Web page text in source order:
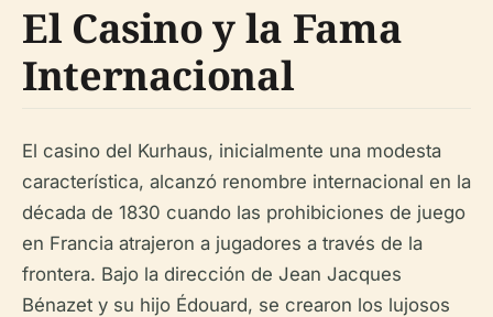
El Casino y la Fama
Internacional
El casino del Kurhaus, inicialmente una modesta
característica, alcanzó renombre internacional en la
década de 1830 cuando las prohibiciones de juego
en Francia atrajeron a jugadores a través de la
frontera. Bajo la dirección de Jean Jacques
Bénazet y su hijo Édouard, se crearon los lujosos